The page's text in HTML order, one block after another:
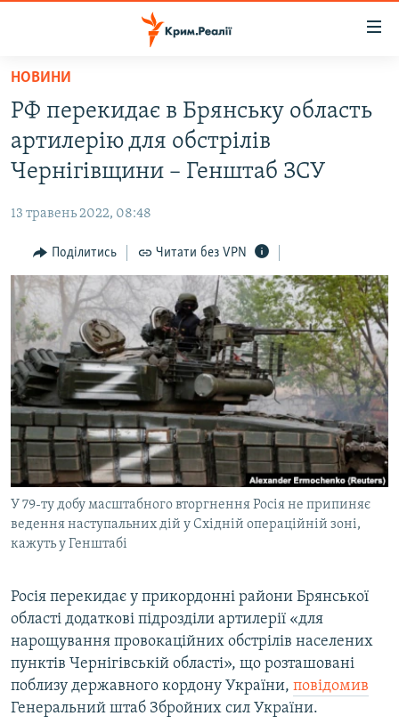
Перейти
основного
матеріалу
Перейти
основної
навігації
Перейти
до
пошуку
ВОДА.КРИМ
ВІДЕО ТА ФОТО
БЛОГИ
ПОГЛЯД
ІНТЕРВ'Ю
ВСЕ ЗА ДЕНЬ
СПЕЦПРОЕКТИ
ДЕПОРТАЦІЯ
ВІДЕОУРОКИ «ELIFBE»
СВІДЧЕННЯ ОКУПАЦІЇ
УКРАЇНСЬКА ПРОБЛЕМА КРИМУ
ІНФОГРАФІКА
ЯК ОБІЙТИ БЛОКУВАННЯ
Русский
Qırımtatar
ДОЛУЧАЙСЯ!
Усі сайти RFE/RL
НОВИНИ
РФ перекидає в Брянську область
артилерію для обстрілів
Чернігівщини – Генштаб ЗСУ
13 травень 2022, 08:48
Поділитись Читати без VPN
У 79-ту добу масштабного вторгнення Росія не припиняє
ведення наступальних дій у Східній операційній зоні,
кажуть у Генштабі
Росія перекидає у прикордонні райони Брянської
області додаткові підрозділи артилерії «для
нарощування провокаційних обстрілів населених
пунктів Чернігівській області», що розташовані
поблизу державного кордону України, повідомив
Генеральний штаб Збройних сил України.